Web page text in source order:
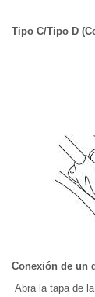
Tipo C/Tipo D
Conexión de un
Abra la tapa de